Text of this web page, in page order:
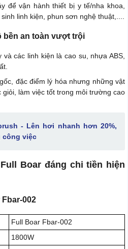
để vận hành thiết bị y tế/nha khoa,
linh kiện, phun sơn nghệ thuật,....
bền an toàn vượt trội
các linh kiện là cao su, nhựa ABS,
đặc điểm lý hóa nhưng những vật
giỏi, làm việc tốt trong môi trường cao
- Lên hơi nhanh hơn 20%,
công việc
Boar đáng chi tiền hiện
002
Full Boar Fbar-002
1800W